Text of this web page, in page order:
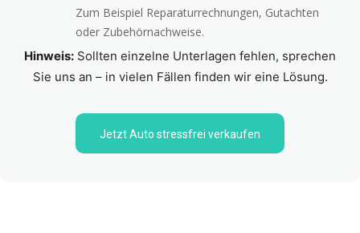
Zum Beispiel Reparaturrechnungen, Gutachten
oder Zubehörnachweise.
Hinweis: Sollten einzelne Unterlagen fehlen, sprechen
Sie uns an – in vielen Fällen finden wir eine Lösung.
Jetzt Auto stressfrei verkaufen